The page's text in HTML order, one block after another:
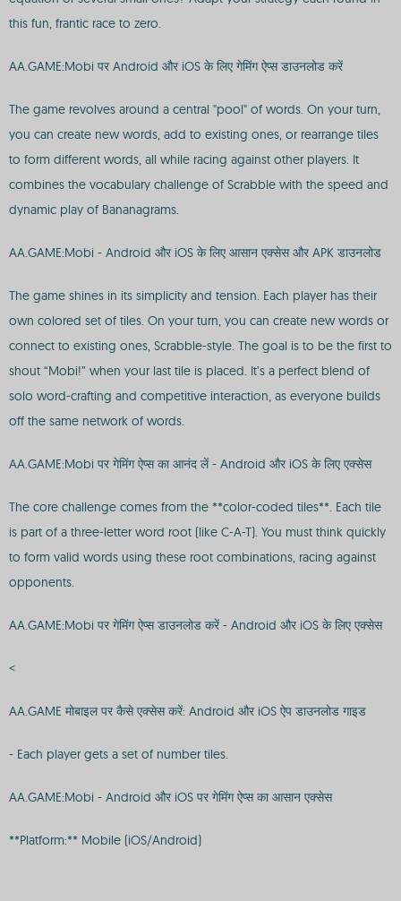
this fun, frantic race to zero.
AA.GAME:Mobi पर Android और iOS के लिए गेमिंग ऐप्स डाउनलोड करें
The game revolves around a central "pool" of words. On your turn,
you can create new words, add to existing ones, or rearrange tiles
to form different words, all while racing against other players. It
combines the vocabulary challenge of Scrabble with the speed and
dynamic play of Bananagrams.
AA.GAME:Mobi - Android और iOS के लिए आसान एक्सेस और APK डाउनलोड
The game shines in its simplicity and tension. Each player has their
own colored set of tiles. On your turn, you can create new words or
connect to existing ones, Scrabble-style. The goal is to be the first to
shout “Mobi!” when your last tile is placed. It’s a perfect blend of
solo word-crafting and competitive interaction, as everyone builds
off the same network of words.
AA.GAME:Mobi पर गेमिंग ऐप्स का आनंद लें - Android और iOS के लिए एक्सेस
The core challenge comes from the **color-coded tiles**. Each tile
is part of a three-letter word root (like C-A-T). You must think quickly
to form valid words using these root combinations, racing against
opponents.
AA.GAME:Mobi पर गेमिंग ऐप्स डाउनलोड करें - Android और iOS के लिए एक्सेस
<
AA.GAME मोबाइल पर कैसे एक्सेस करें: Android और iOS ऐप डाउनलोड गाइड
- Each player gets a set of number tiles.
AA.GAME:Mobi - Android और iOS पर गेमिंग ऐप्स का आसान एक्सेस
**Platform:** Mobile (iOS/Android)